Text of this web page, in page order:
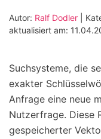
Autor: Ralf Dodler |
aktualisiert am:
Suchsysteme, die
exakter
Anfrage eine neue
Nutzerfrage. Diese
gespeicherter